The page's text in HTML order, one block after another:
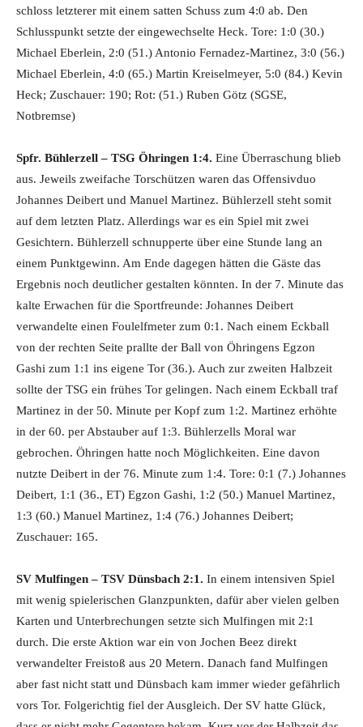
schloss letzterer mit einem satten Schuss zum 4:0 ab. Den
Schlusspunkt setzte der eingewechselte Heck. Tore: 1:0 (30.)
Michael Eberlein, 2:0 (51.) Antonio Fernadez-Martinez, 3:0 (56.)
Michael Eberlein, 4:0 (65.) Martin Kreiselmeyer, 5:0 (84.) Kevin
Heck; Zuschauer: 190; Rot: (51.) Ruben Götz (SGSE,
Notbremse)
Spfr. Bühlerzell – TSG Öhringen 1:4. Eine Überraschung blieb
aus. Jeweils zweifache Torschützen waren das Offensivduo
Johannes Deibert und Manuel Martinez. Bühlerzell steht somit
auf dem letzten Platz. Allerdings war es ein Spiel mit zwei
Gesichtern. Bühlerzell schnupperte über eine Stunde lang an
einem Punktgewinn. Am Ende dagegen hätten die Gäste das
Ergebnis noch deutlicher gestalten könnten. In der 7. Minute das
kalte Erwachen für die Sportfreunde: Johannes Deibert
verwandelte einen Foulelfmeter zum 0:1. Nach einem Eckball
von der rechten Seite prallte der Ball von Öhringens Egzon
Gashi zum 1:1 ins eigene Tor (36.). Auch zur zweiten Halbzeit
sollte der TSG ein frühes Tor gelingen. Nach einem Eckball traf
Martinez in der 50. Minute per Kopf zum 1:2. Martinez erhöhte
in der 60. per Abstauber auf 1:3. Bühlerzells Moral war
gebrochen. Öhringen hatte noch Möglichkeiten. Eine davon
nutzte Deibert in der 76. Minute zum 1:4. Tore: 0:1 (7.) Johannes
Deibert, 1:1 (36., ET) Egzon Gashi, 1:2 (50.) Manuel Martinez,
1:3 (60.) Manuel Martinez, 1:4 (76.) Johannes Deibert;
Zuschauer: 165.
SV Mulfingen – TSV Dünsbach 2:1. In einem intensiven Spiel
mit wenig spielerischen Glanzpunkten, dafür aber vielen gelben
Karten und Unterbrechungen setzte sich Mulfingen mit 2:1
durch. Die erste Aktion war ein von Jochen Beez direkt
verwandelter Freistoß aus 20 Metern. Danach fand Mulfingen
aber fast nicht statt und Dünsbach kam immer wieder gefährlich
vors Tor. Folgerichtig fiel der Ausgleich. Der SV hatte Glück,